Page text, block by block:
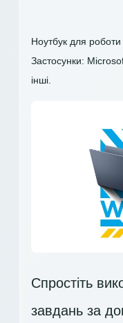
Ноутбук для роботи
Застосунки:
інші.
Спростіть
завдань за